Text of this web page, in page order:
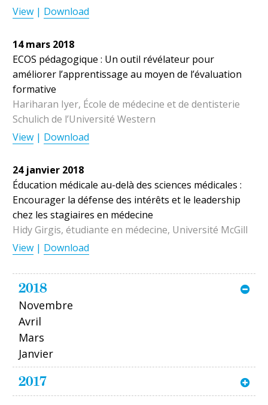
View | Download
14 mars 2018
ECOS pédagogique : Un outil révélateur pour
améliorer l’apprentissage au moyen de l’évaluation
formative
Hariharan Iyer, École de médecine et de dentisterie
Schulich de l’Université Western
View | Download
24 janvier 2018
Éducation médicale au-delà des sciences médicales :
Encourager la défense des intérêts et le leadership
chez les stagiaires en médecine
Hidy Girgis, étudiante en médecine, Université McGill
View | Download
2018
Novembre
Avril
Mars
Janvier
2017